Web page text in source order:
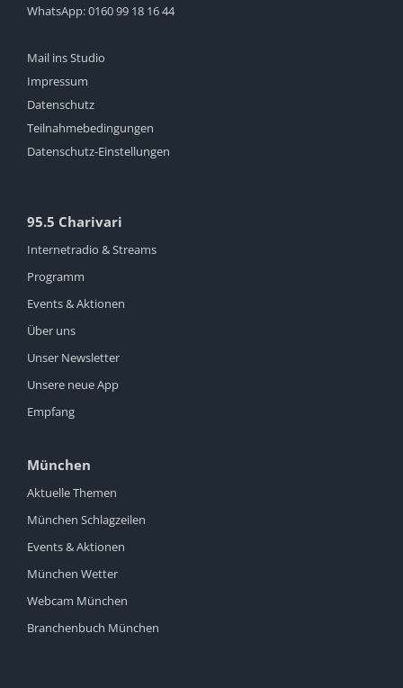
WhatsApp:0160 99 18 16 44
Mail ins Studio
Impressum
Datenschutz
Teilnahmebedingungen
Datenschutz-Einstellungen
95.5 Charivari
Internetradio & Streams
Programm
Events & Aktionen
Über uns
Unser Newsletter
Unsere neue App
Empfang
München
Aktuelle Themen
München Schlagzeilen
Events & Aktionen
München Wetter
Webcam München
Branchenbuch München